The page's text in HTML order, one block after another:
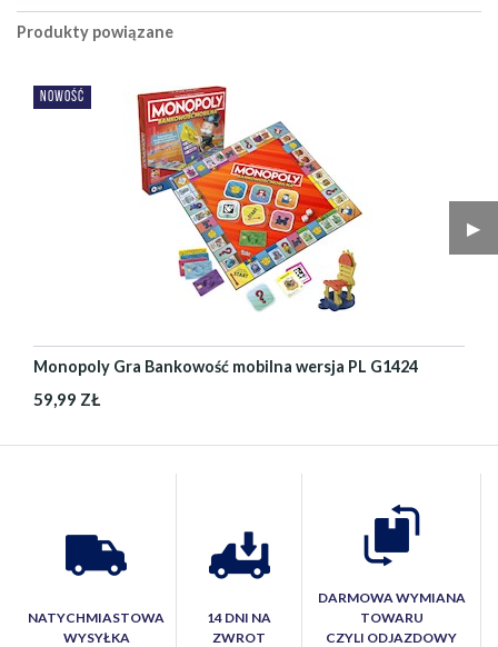
Produkty powiązane
▶︎
NOWOŚĆ
Monopoly Gra Bankowość mobilna wersja PL G1424
59,99 ZŁ
NATYCHMIASTOWA
WYSYŁKA
14 DNI NA
ZWROT
DARMOWA WYMIANA
TOWARU
CZYLI ODJAZDOWY